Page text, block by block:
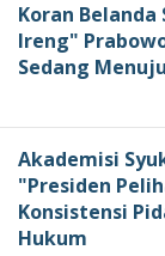
Koran
Ireng"
Sedang
Akademisi
"Presiden
Konsistensi
Hukum